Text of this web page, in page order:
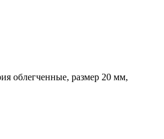
облегченные, размер 20 мм,